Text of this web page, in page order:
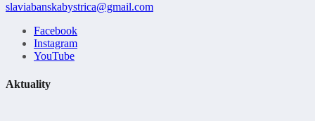
slaviabanskabystrica@gmail.com
Facebook
Instagram
YouTube
Aktuality